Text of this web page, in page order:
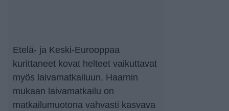
Etelä- ja Keski-Eurooppaa
kurittaneet kovat helteet vaikuttavat
myös laivamatkailuun. Haarnin
mukaan laivamatkailu on
matkailumuotona vahvasti kasvava